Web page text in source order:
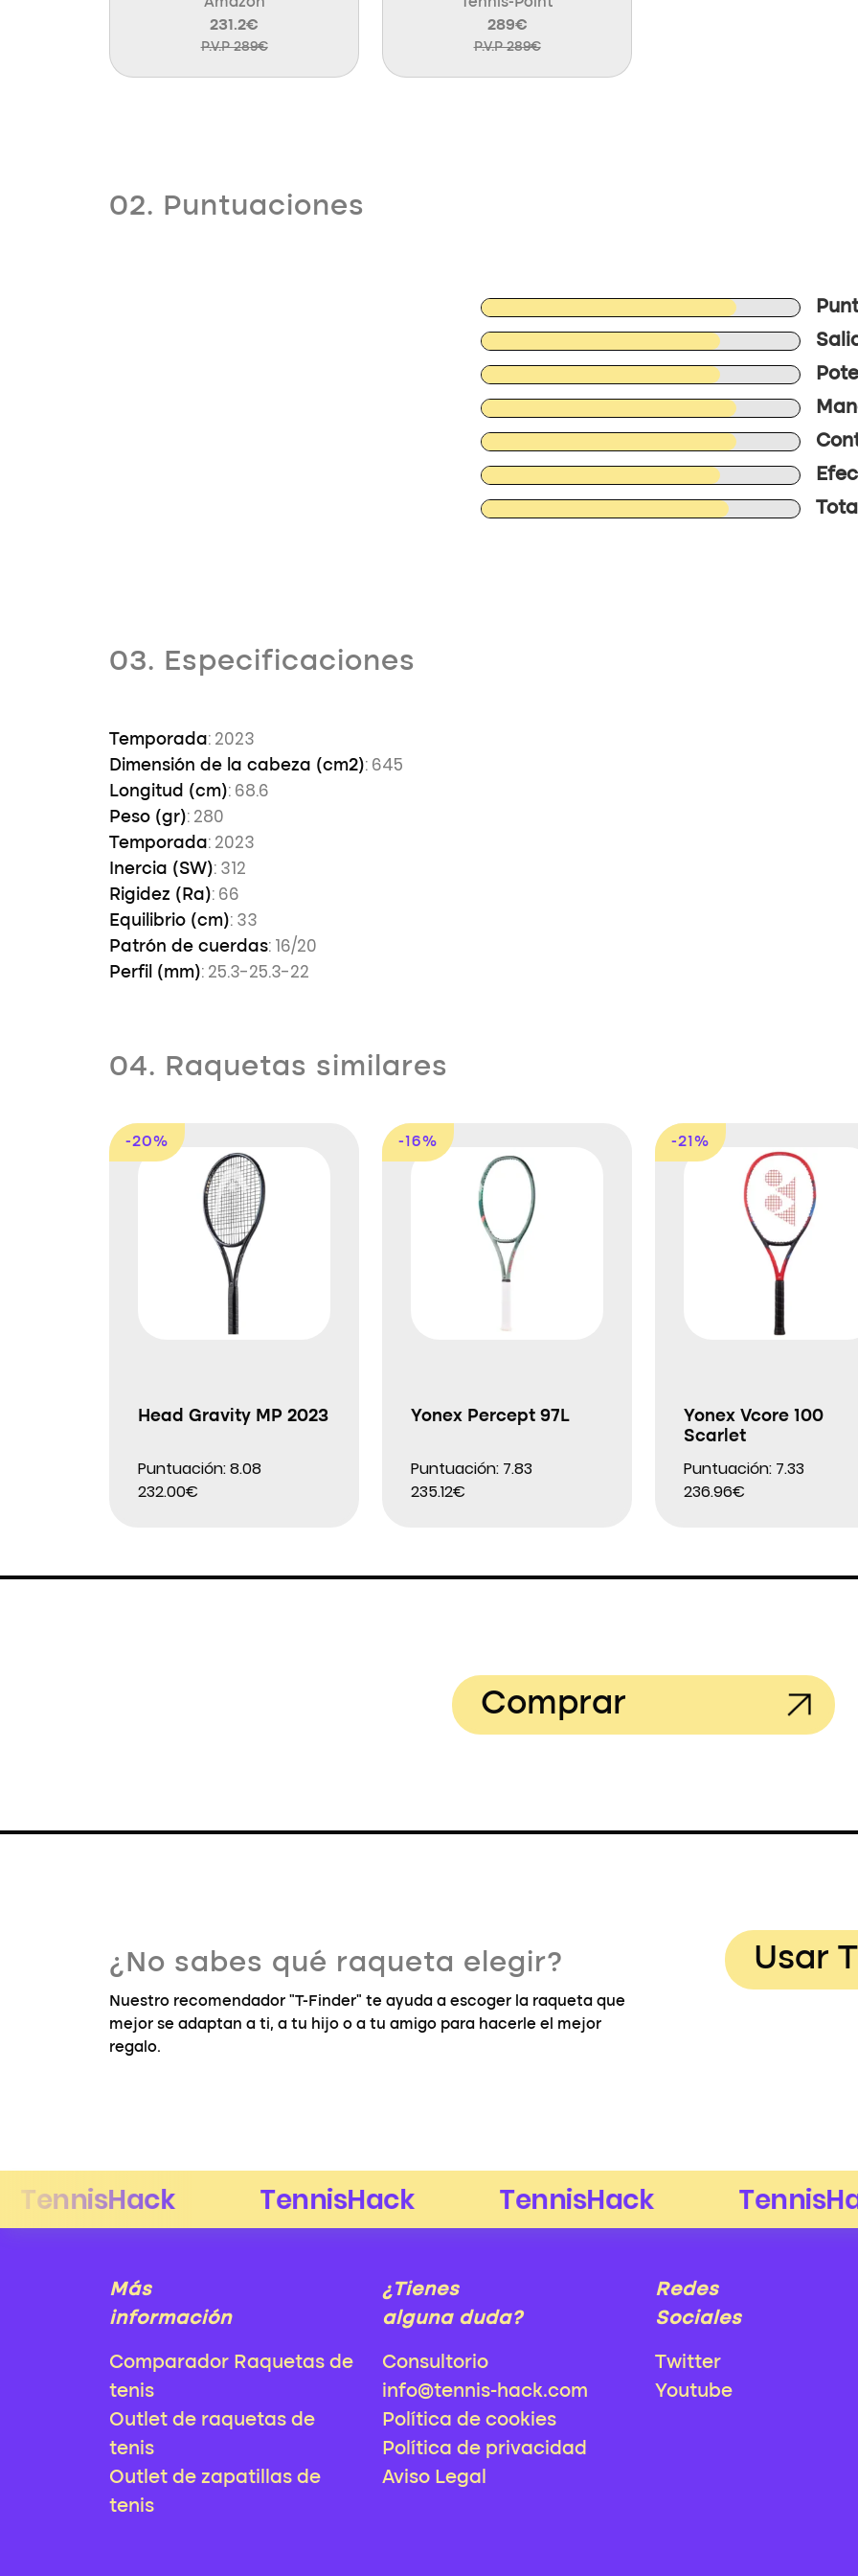
231.2€
P.V.P 289€
289€
P.V.P 289€
02. Puntuaciones
03. Especificaciones
Temporada: 2023
Dimensión de la cabeza (cm2): 645
Longitud (cm): 68.6
Peso (gr): 280
Temporada: 2023
Inercia (SW): 312
Rigidez (Ra): 66
Equilibrio (cm): 33
Patrón de cuerdas: 16/20
Perfil (mm): 25.3-25.3-22
04. Raquetas similares
-20%
Head Gravity MP 2023
Puntuación: 8.08
232.00€
-16%
Yonex Percept 97L
Puntuación: 7.83
235.12€
-21%
Yonex Vcore 100
Scarlet
Puntuación: 7.33
236.96€
Comprar
¿No sabes qué raqueta elegir?
Nuestro recomendador "T-Finder" te ayuda a escoger la raqueta que
mejor se adaptan a ti, a tu hijo o a tu amigo para hacerle el mejor
regalo.
Usar
Más
información
Comparador Raquetas de
tenis
Outlet de raquetas de
tenis
Outlet de zapatillas de
tenis
¿Tienes
alguna duda?
Consultorio
info@tennis-hack.com
Política de cookies
Política de privacidad
Aviso Legal
Redes
Sociales
Twitter
Youtube